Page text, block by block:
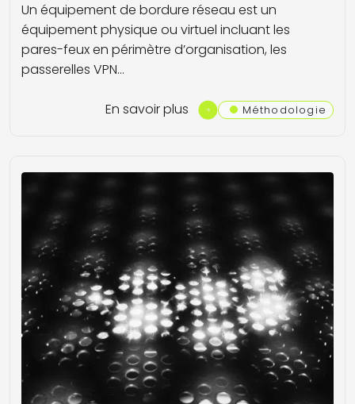
Un équipement de bordure réseau est un
équipement physique ou virtuel incluant les
pares-feux en périmètre d’organisation, les
passerelles VPN…
En savoir plus Méthodologie